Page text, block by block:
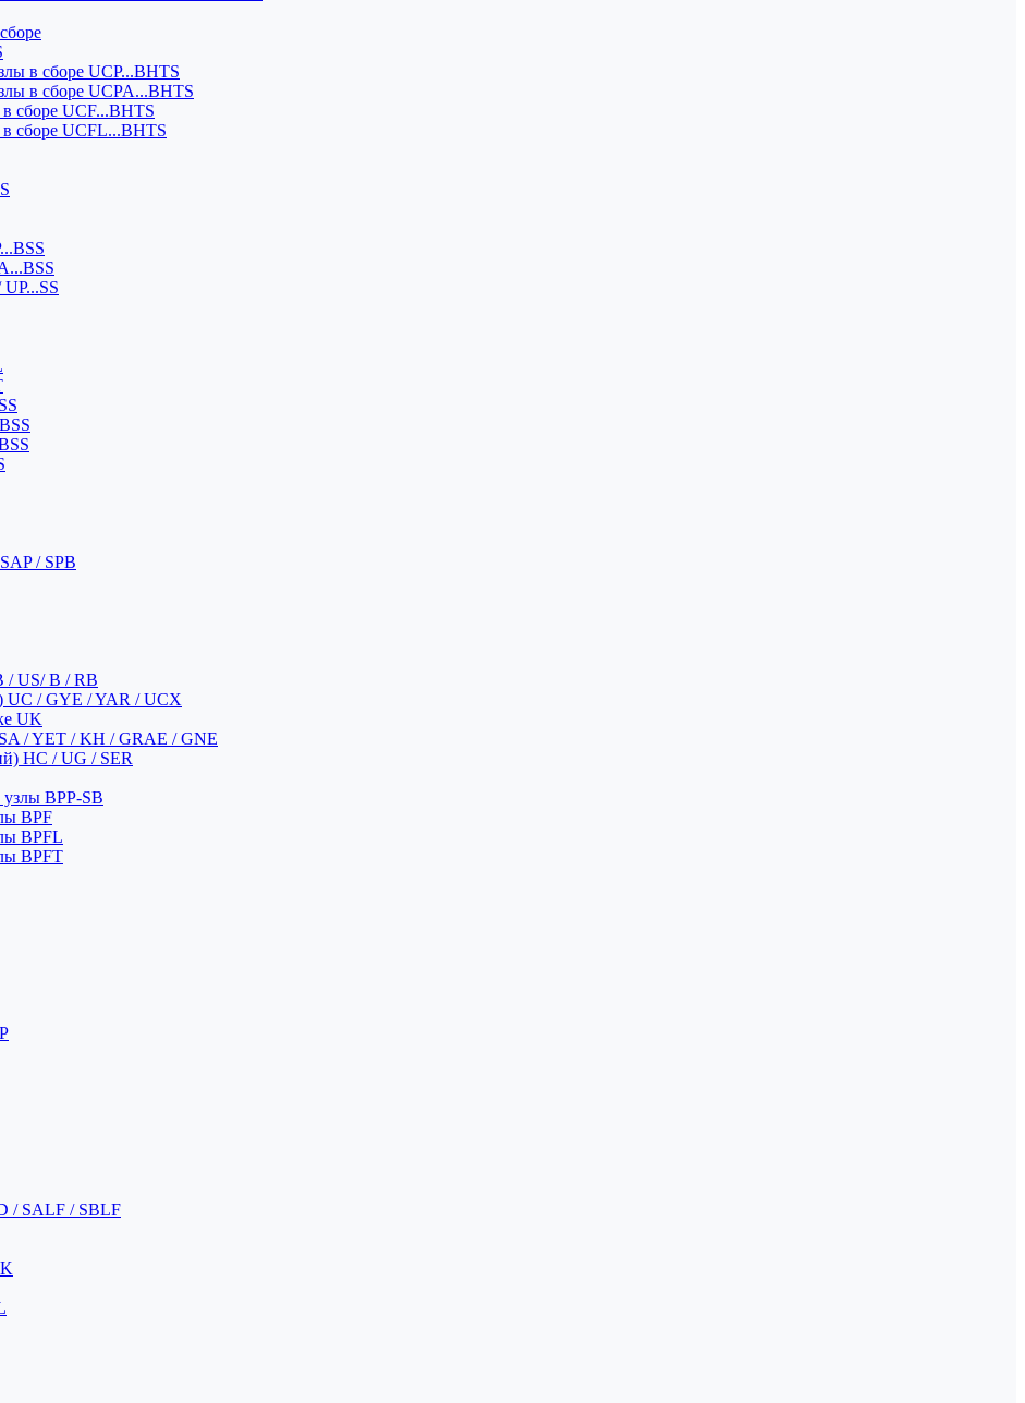
в сборе UCP...BHTS
в сборе UCPA...BHTS
сборе UCF...BHTS
сборе UCFL...BHTS
/ SPB
/ US/ B / RB
UC / GYE / YAR / UCX
UK
/ YET / KH / GRAE / GNE
HC / UG / SER
BPP-SB
BPF
BPFL
BPFT
/ SALF / SBLF